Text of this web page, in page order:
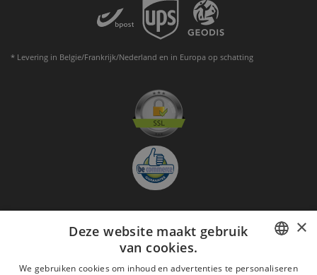
* Levering in Belgie/Frankrijk/Nederland en in Europa op schatting
Aanmelden nieuwsbrief
GO
FRENCH
×
Deze website maakt gebruik
van cookies.
We gebruiken cookies om inhoud en advertenties te personaliseren